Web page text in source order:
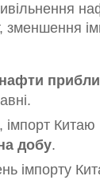
Китаю
добу.
імпорту